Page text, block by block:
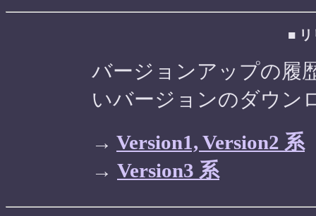
■ リ
バージョンアップの履
いバージョンのダウン
→ Version1, Version2 系
→ Version3 系